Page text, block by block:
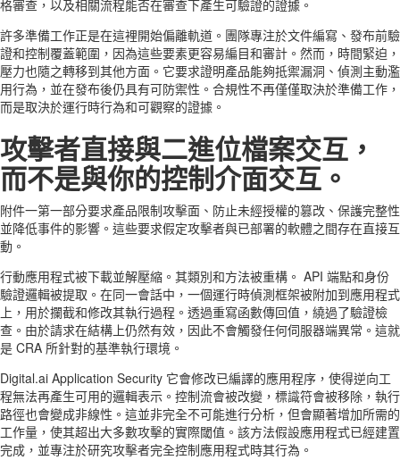
格審查，以及相關流程能否在審查​​下產生可驗證的證據。
許多準備工作正是在這裡開始偏離軌道。團隊專注於文件編寫、發布前驗
證和控制覆蓋範圍，因為這些要素更容易編目和審計。然而，時間緊迫，
壓力也隨之轉移到其他方面。它要求證明產品能夠抵禦漏洞、偵測主動濫
用行為，並在發布後仍具有可防禦性。合規性不再僅僅取決於準備工作，
而是取決於運行時行為和可觀察的證據。
攻擊者直接與二進位檔案交互，
而不是與你的控制介面交互。
附件一第一部分要求產品限制攻擊面、防止未經授權的篡改、保護完整性
並降低事件的影響。這些要求假定攻擊者與已部署的軟體之間存在直接互
動。
行動應用程式被下載並解壓縮。其類別和方法被重構。 API 端點和身份
驗證邏輯被提取。在同一會話中，一個運行時偵測框架被附加到應用程式
上，用於攔截和修改其執行過程。透過重寫函數傳回值，繞過了驗證檢
查。由於請求在結構上仍然有效，因此不會觸發任何伺服器端異常。這就
是 CRA 所針對的基準執行環境。
Digital.ai Application Security 它會修改已編譯的應用程序，使得逆向工
程無法再產生可用的邏輯表示。控制流會被改變，標識符會被移除，執行
路徑也會變成非線性。這並非完全不可能進行分析，但會顯著增加所需的
工作量，使其超出大多數攻擊的實際閾值。該方法假設應用程式已經建置
完成，並專注於研究攻擊者完全控制應用程式時其行為。